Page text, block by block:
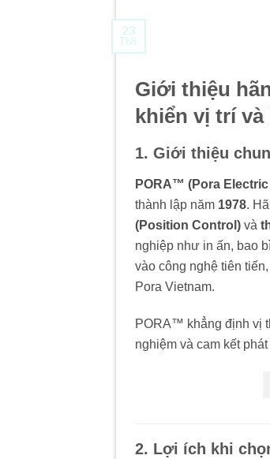
23
Th8
Giới thiệu
khiển vị trí
1. Giới thiệu
PORA™ (Pora
thành lập năm 1978.
(Position Control) và
nghiệp như in ấn, bao
vào công nghệ tiên
Pora Vietnam.
PORA™ khẳng định vị
nghiệm và cam kết
2. Lợi ích khi